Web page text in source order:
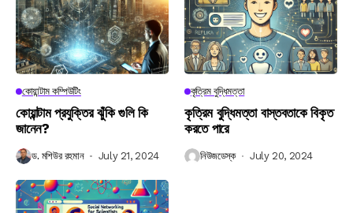
কোয়ান্টাম কম্পিউটিং
কোয়ান্টাম প্রযুক্তির ঝুঁকি গুলি কি
জানেন?
ড. মশিউর রহমান July 21, 2024
কৃত্রিম বুদ্ধিমত্তা
কৃত্রিম বুদ্ধিমত্তা বাস্তবতাকে বিকৃত
করতে পারে
নিউজডেস্ক July 20, 2024